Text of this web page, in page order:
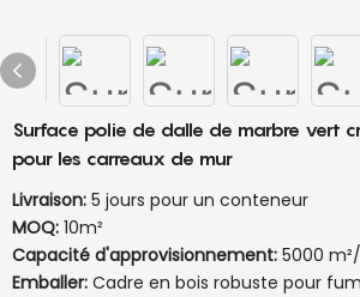
Surface polie de dalle de marbre vert
pour les carreaux de mur
Livraison: 5 jours pour un conteneur
MOQ: 10m²
Capacité d'approvisionnement: 5000
Emballer: Cadre en bois robuste pour